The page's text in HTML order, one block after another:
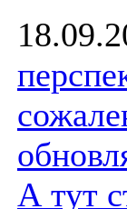
А тут